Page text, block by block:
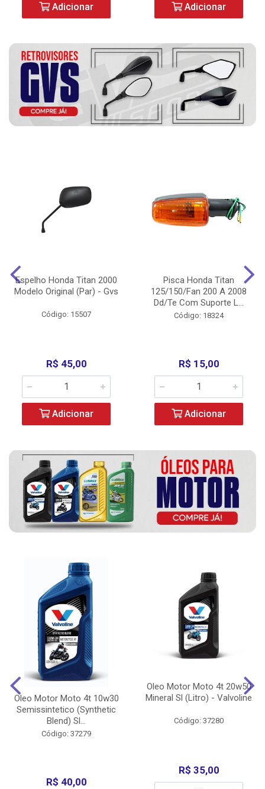
Adicionar Adicionar
Espelho Honda Titan 2000
Modelo Original (Par) - Gvs
Código: 15507
R$ 45,00
Adicionar
Pisca Honda Titan
125/150/Fan 200 A 2008
Dd/Te Com Suporte L...
Código: 18324
R$ 15,00
Adicionar
Oleo Motor Moto 4t 10w30
Semissintetico (Synthetic
Blend) Sl...
Código: 37279
R$ 40,00
Oleo Motor Moto 4t 20w50
Mineral Sl (Litro) - Valvoline
Código: 37280
R$ 35,00